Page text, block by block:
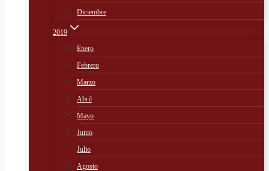
Diciembre
2019
Enero
Febrero
Marzo
Abril
Mayo
Junio
Julio
Agosto